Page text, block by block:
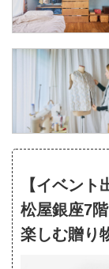
【イベント
松屋銀座7
楽しむ贈り